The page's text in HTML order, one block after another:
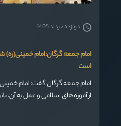
امام جمعه گرگان:امام
است
امام جمعه گرگان گفت: امام
از آموزه‌های اسلامی و عمل به آن،
دوازده خرداد 1405